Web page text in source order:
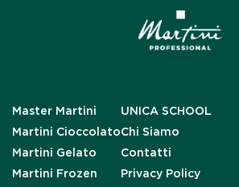
Master Martini
Martini Cioccolato
Martini Gelato
Martini Frozen
UNICA SCHOOL
Chi Siamo
Contatti
Privacy Policy